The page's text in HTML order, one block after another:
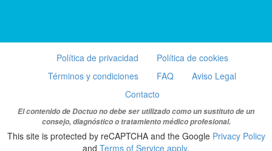
Política de privacidad
Política de cookies
Términos y condiciones
FAQ
Aviso Legal
Contacto
El contenido de Doctuo no debe ser utilizado como un sustituto de un
consejo, diagnóstico o tratamiento médico profesional.
This site is protected by reCAPTCHA and the Google Privacy Policy
and Terms of Service apply.